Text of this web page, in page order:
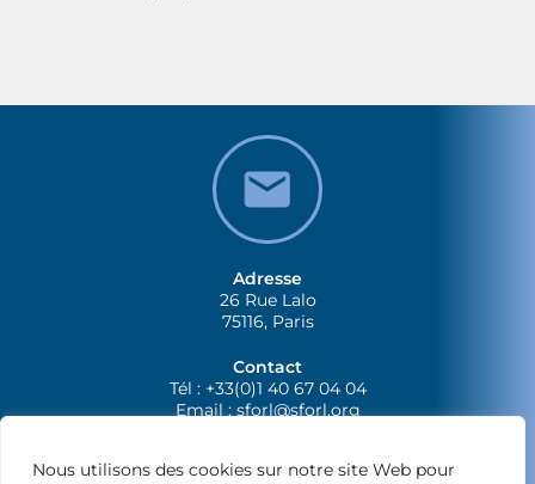
Nous utilisons des cookies sur notre site Web pour
Adresse
26 Rue Lalo
75116, Paris
Contact
Tél : +33(0)1 40 67 04 04
Email :sforl@sforl.org